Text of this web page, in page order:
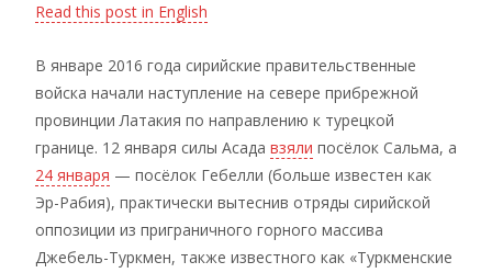
Read this post in English
В январе 2016 года сирийские правительственные
войска начали наступление на севере прибрежной
провинции Латакия по направлению к турецкой
границе. 12 января силы Асада взяли посёлок Сальма, а
24 января — посёлок Гебелли (больше известен как
Эр-Рабия), практически вытеснив отряды сирийской
оппозиции из приграничного горного массива
Джебель-Туркмен, также известного как «Туркменские